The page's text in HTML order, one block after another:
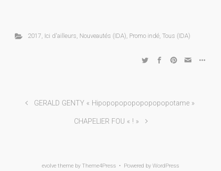
2017, Ici d'ailleurs, Nouveautés (IDA), Promo indé, Tous (IDA)
GERALD GENTY « Hipopopopopopopopopotame »
CHAPELIER FOU « ! »
evolve theme by Theme4Press • Powered by WordPress